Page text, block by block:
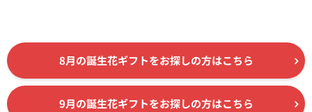
8月の誕生花ギフトをお探しの方はこちら
9月の誕生花ギフトをお探しの方はこちら